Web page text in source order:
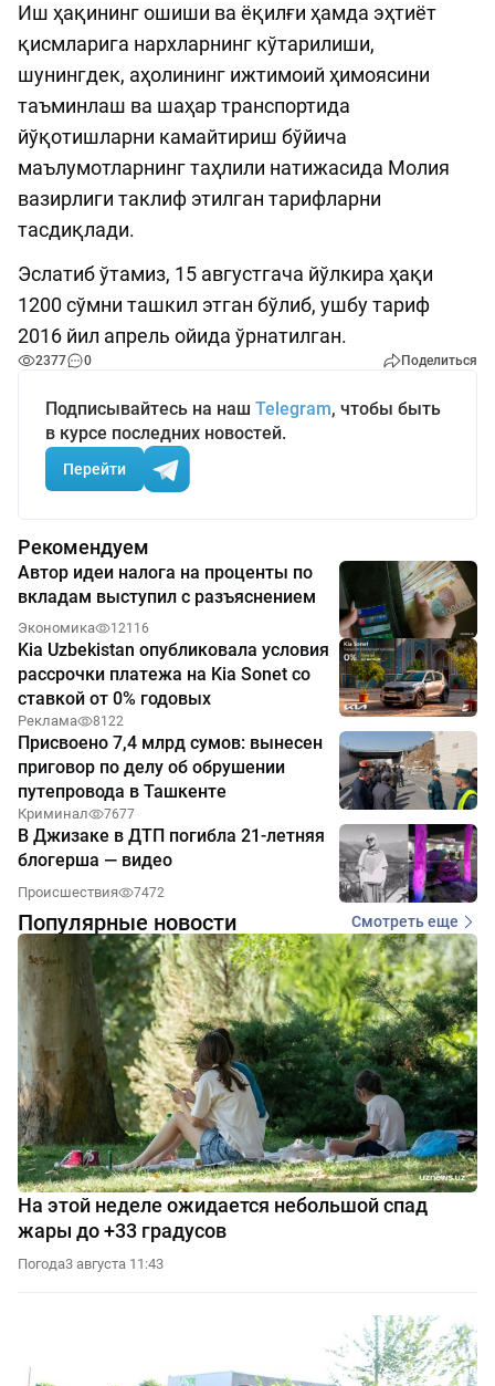
Иш ҳақининг ошиши ва ёқилғи ҳамда эҳтиёт
қисмларига нархларнинг кўтарилиши,
шунингдек, аҳолининг ижтимоий ҳимоясини
таъминлаш ва шаҳар транспортида
йўқотишларни камайтириш бўйича
маълумотларнинг таҳлили натижасида Молия
вазирлиги таклиф этилган тарифларни
тасдиқлади.
Эслатиб ўтамиз, 15 августгача йўлкира ҳақи
1200 сўмни ташкил этган бўлиб, ушбу тариф
2016 йил апрель ойида ўрнатилган.
2377 0 Поделиться
Подписывайтесь на наш Telegram, чтобы быть
в курсе последних новостей.
Перейти
Рекомендуем
Автор идеи налога на проценты по
вкладам выступил с разъяснением
Экономика 12116
Kia Uzbekistan опубликовала условия
рассрочки платежа на Kia Sonet со
ставкой от 0% годовых
Реклама 8122
Присвоено 7,4 млрд сумов: вынесен
приговор по делу об обрушении
путепровода в Ташкенте
Криминал 7677
В Джизаке в ДТП погибла 21-летняя
блогерша — видео
Происшествия 7472
Популярные новости Смотреть еще
На этой неделе ожидается небольшой спад
жары до +33 градусов
Погода3 августа 11:43